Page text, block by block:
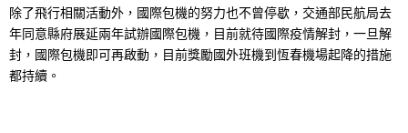
除了飛行相關活動外，國際包機的努力也不曾停歇，交通部民航局去
年同意縣府展延兩年試辦國際包機，目前就待國際疫情解封，一旦解
封，國際包機即可再啟動，目前獎勵國外班機到恆春機場起降的措施
都持續。